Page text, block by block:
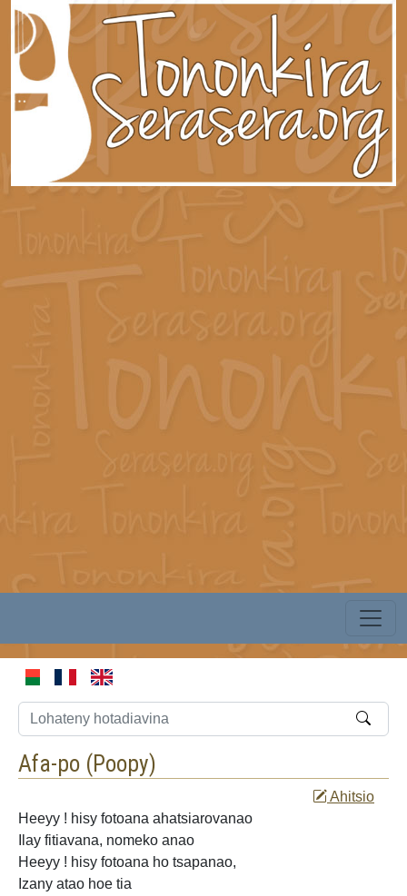
Afa-po (Poopy)
Ahitsio
Heeyy ! hisy fotoana ahatsiarovanao
Ilay fitiavana, nomeko anao
Heeyy ! hisy fotoana ho tsapanao,
Izany atao hoe tia